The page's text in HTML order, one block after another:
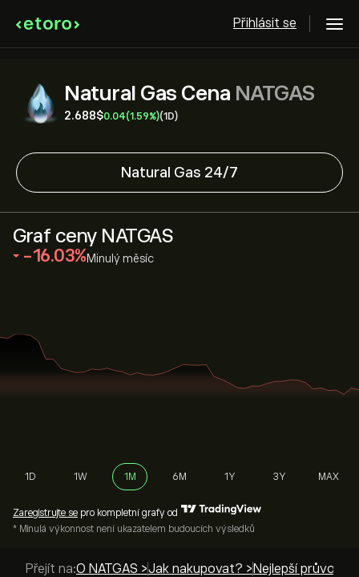
Přihlásit se
Natural Gas Cena NATGAS
2.688‎$‎0.04(1.59%)(1D)
Natural Gas 24/7
Graf ceny NATGAS
‎-16.03‎ Minulý měsíc
1D 1W 1M 6M 1Y 3Y MAX
Zaregistrujte se pro kompletní grafy od
* Minulá výkonnost není ukazatelem budoucích výsledků
Přejít na:O NATGAS >Jak nakupovat? > Nejlepší průvodci